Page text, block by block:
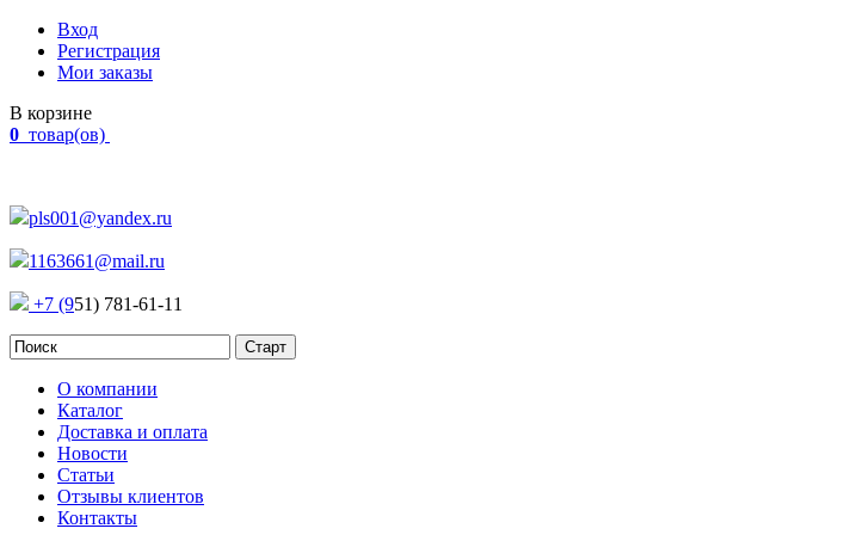
Вход
Регистрация
Мои заказы
В корзине
0 товар(ов)
pls001@yandex.ru
1163661@mail.ru
+7 (951) 781-61-11
О компании
Каталог
Доставка и оплата
Новости
Статьи
Отзывы клиентов
Контакты